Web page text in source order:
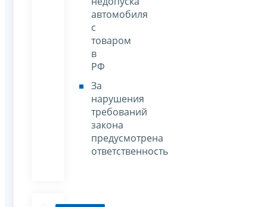
автомобиля
с
товаром
в
РФ
За
нарушения
требований
закона
предусмотрена
ответственность